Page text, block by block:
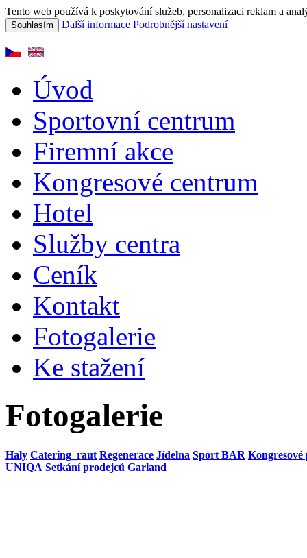
Tento web používá k poskytování služeb, personalizaci reklam a
Souhlasím Další informace Podrobnější nastavení
Úvod
Sportovní centrum
Firemní akce
Kongresové centrum
Hotel
Služby centra
Ceník
Kontakt
Fotogalerie
Ke stažení
Fotogalerie
Haly Catering_raut Regenerace Jídelna Sport BAR
UNIQA Setkání prodejců Garland